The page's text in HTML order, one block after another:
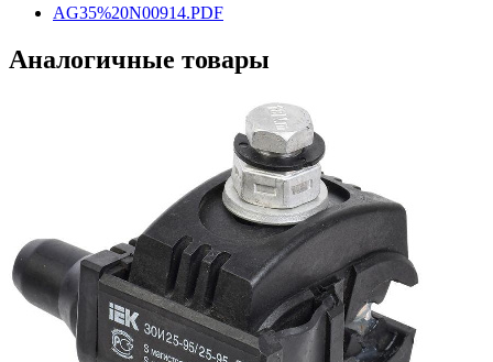
AG35%20N00914.PDF
Аналогичные товары